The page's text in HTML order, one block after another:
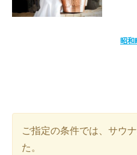
昭和
ご指定の条件では、サウ
た。